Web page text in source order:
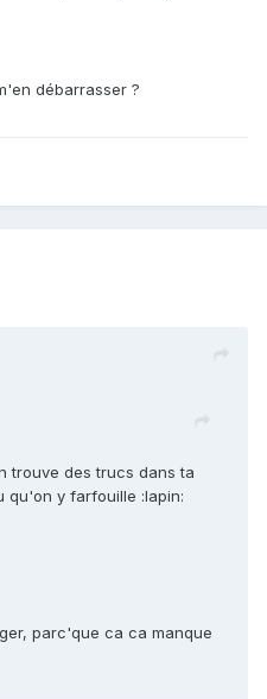
débarrasser ?
trouve des trucs dans ta
qu'on y farfouille :lapin:
parc'que ca ca manque